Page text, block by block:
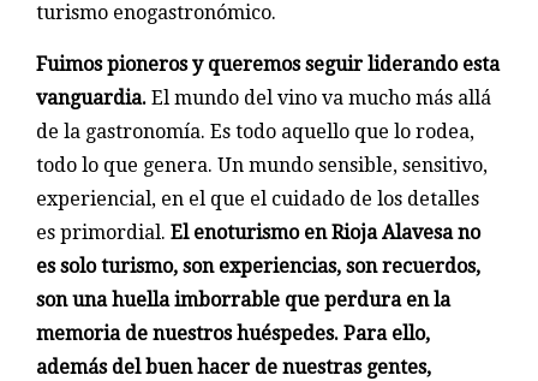
turismo enogastronómico.
Fuimos pioneros y queremos seguir liderando esta
vanguardia. El mundo del vino va mucho más allá
de la gastronomía. Es todo aquello que lo rodea,
todo lo que genera. Un mundo sensible, sensitivo,
experiencial, en el que el cuidado de los detalles
es primordial. El enoturismo en Rioja Alavesa no
es solo turismo, son experiencias, son recuerdos,
son una huella imborrable que perdura en la
memoria de nuestros huéspedes. Para ello,
además del buen hacer de nuestras gentes,